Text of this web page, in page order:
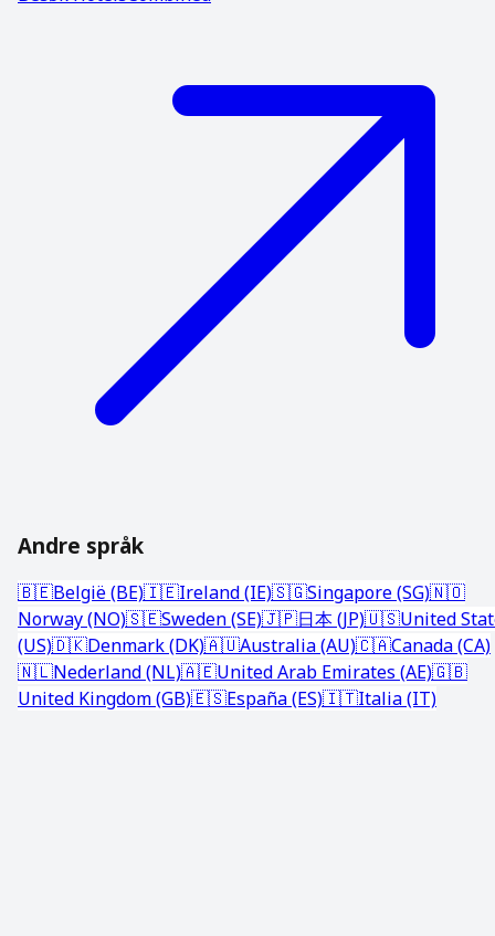
Andre språk
🇧🇪België (BE)🇮🇪Ireland (IE)🇸🇬Singapore (SG)🇳🇴
Norway (NO)🇸🇪Sweden (SE)🇯🇵日本 (JP)🇺🇸United
(US)🇩🇰Denmark (DK)🇦🇺Australia (AU)🇨🇦Canada (CA)
🇳🇱Nederland (NL)🇦🇪United Arab Emirates (AE)🇬🇧
United Kingdom (GB)🇪🇸España (ES)🇮🇹Italia (IT)